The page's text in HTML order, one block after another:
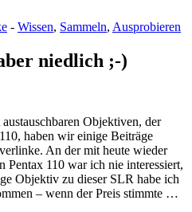
- Wissen, Sammeln, Ausprobieren
niedlich ;-)
Objektiven, der
haben wir einige Beiträge
An der mit heute wieder
Pentax 110 war ich nie interessiert,
Objektiv zu dieser SLR habe ich
– wenn der Preis stimmte …